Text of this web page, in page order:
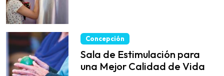
Concepción
Sala de Estimulación para
una Mejor Calidad de Vida